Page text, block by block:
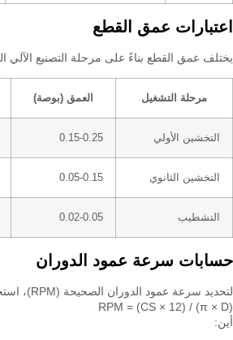
اعتبارات عمق القطع
يختلف عمق القطع بناءً على مرحلة التصنيع الآلي
مرحلة التشغيل العمق (بوصة)
التخشين الأولي 0.15-0.25
التخشين الثانوي 0.05-0.15
التشطيب 0.02-0.05
حسابات سرعة عمود الدوران
لتحديد سرعة عمود الدوران الصحيحة (RPM)، استخدم هذه المعادلة:
RPM = (CS × 12) / (π × D)
أين: